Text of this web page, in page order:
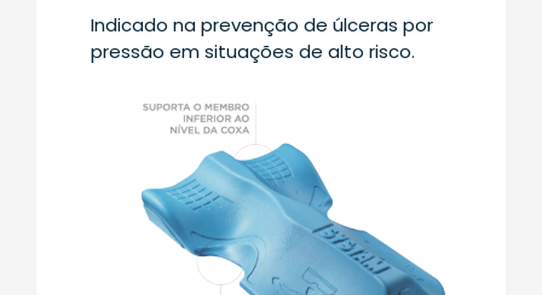
Indicado na prevenção de úlceras por
pressão em situações de alto risco.